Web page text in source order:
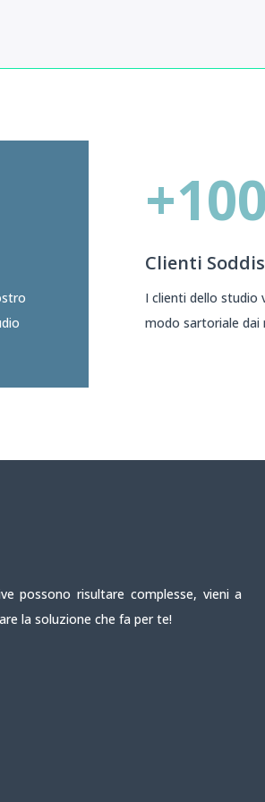
Clienti
I clienti dello studio
modo sartoriale dai
possono risultare complesse, vieni a
la soluzione che fa per te!